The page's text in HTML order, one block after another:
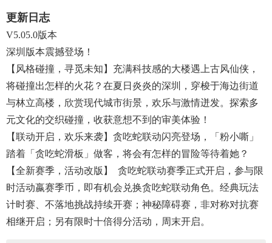
更新日志
V5.05.0版本
深圳版本震撼登场！
【风格碰撞，寻觅未知】充满科技感的大楼遇上古风仙侠，
将碰撞出怎样的火花？在夏日炎炎的深圳，穿梭于海边街道
与林立高楼，欣赏现代城市街景，欢乐与激情迸发。探索多
元文化的交织碰撞，收获意想不到的审美体验！
【联动开启，欢乐来袭】贪吃蛇联动闪亮登场，「粉小嘶」
踏着「贪吃蛇滑板」做客，将会有怎样的冒险等待着她？
【全新赛季，活动改版】 贪吃蛇联动赛季正式开启，参与限
时活动嬴赛季币，即有机会兑换贪吃蛇联动角色。经典玩法
计时赛、不落地挑战持续开赛；神秘障碍赛，非对称对抗赛
相继开启；另有限时十倍得分活动，周末开启。